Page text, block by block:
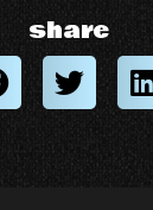
share